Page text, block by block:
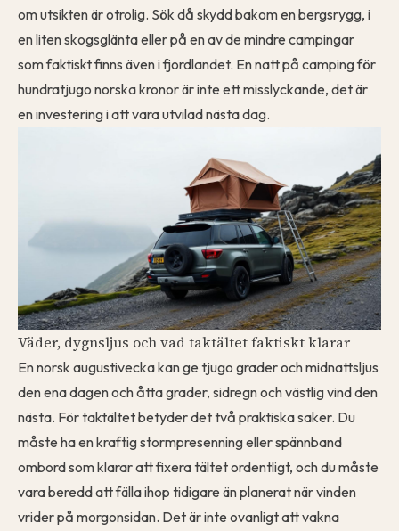
om utsikten är otrolig. Sök då skydd bakom en bergsrygg, i
en liten skogsglänta eller på en av de mindre campingar
som faktiskt finns även i fjordlandet. En natt på camping för
hundratjugo norska kronor är inte ett misslyckande, det är
en investering i att vara utvilad nästa dag.
Väder, dygnsljus och vad taktältet faktiskt klarar
En norsk augustivecka kan ge tjugo grader och midnattsljus
den ena dagen och åtta grader, sidregn och västlig vind den
nästa. För taktältet betyder det två praktiska saker. Du
måste ha en kraftig stormpresenning eller spännband
ombord som klarar att fixera tältet ordentligt, och du måste
vara beredd att fälla ihop tidigare än planerat när vinden
vrider på morgonsidan. Det är inte ovanligt att vakna